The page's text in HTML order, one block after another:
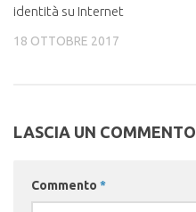
identità su Internet
18 OTTOBRE 2017
LASCIA UN COMMENTO
Commento *